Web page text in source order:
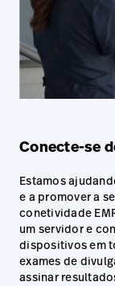
Conecte-se
Estamos
e a promover a
conetividade
um servidor e
dispositivos em
exames de
assinar